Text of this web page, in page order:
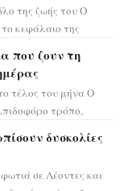
της ζωής του Ο
το κεφάλαιο της
που ζουν τη
τέλος του μήνα Ο
τρόπο,
δυσκολίες
σε Λέοντες και